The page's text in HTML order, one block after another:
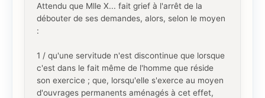
Attendu que Mlle X... fait grief à l'arrêt de la
débouter de ses demandes, alors, selon le moyen
:
1 / qu'une servitude n'est discontinue que lorsque
c'est dans le fait même de l'homme que réside
son exercice ; que, lorsqu'elle s'exerce au moyen
d'ouvrages permanents aménagés à cet effet,